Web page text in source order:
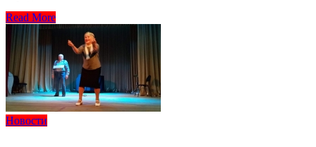
Read More
Новости